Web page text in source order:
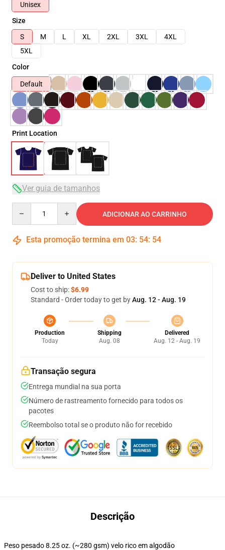
Unisex
Size
S
M L XL 2XL 3XL
4XL
5XL
Color
Default
Print Location
Ver guia de tamanhos
ADICIONAR AO CARRINHO
Esta promoção termina em 03: 54: 54
Deliver to United States
Cost to ship:$6.99
Standard - Order today to get byAug. 12 - Aug. 19
Production
Today
Shipping
Aug. 08
Delivered
Aug. 12 - Aug. 19
Transação segura
Entrega mundial na sua porta
Número de rastreamento fornecido para todos os
pacotes
Reembolso total se o produto não for recebido
Descrição
Peso pesado 8.25 oz. (~280 gsm) velo rico em algodão